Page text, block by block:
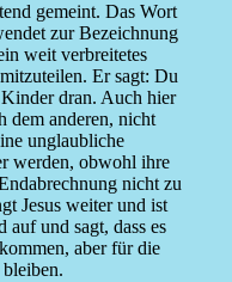
gemeint. Das Wort
zur Bezeichnung
weit verbreitetes
Er sagt: Du
dran. Auch hier
dem anderen, nicht
unglaubliche
werden, obwohl ihre
nicht zu
Jesus weiter und ist
und sagt, dass es
aber für die